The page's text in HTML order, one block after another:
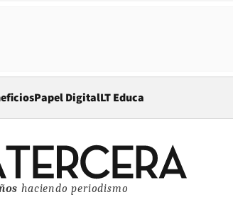
Papel DigitalOpens in new window
LT Educa
haciendo periodismo